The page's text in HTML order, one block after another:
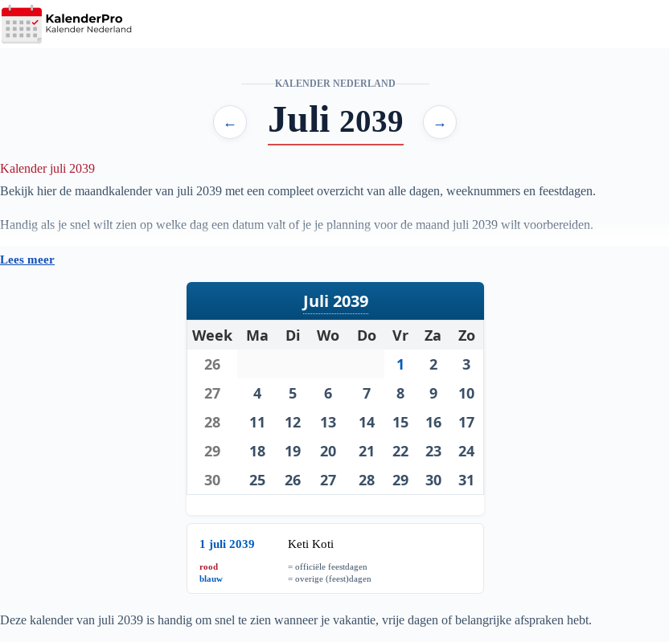
Ga
naar
de
KALENDER NEDERLAND
← Juli 2039 →
Kalender juli 2039
Bekijk hier de maandkalender van juli 2039 met een compleet overzicht van alle dagen, weeknummers en feestdagen.
Handig als je snel wilt zien op welke dag een datum valt of je je planning voor de maand juli 2039 wilt voorbereiden.
Lees meer
Juli 2039
Week Ma Di Wo Do Vr Za
Zo
26
1 2
3
27
4 5 6 7 8 9
10
28
11 12 13 14 15 16
17
29
18 19 20 21 22 23
24
30
25 26 27 28 29 30 31
1 juli 2039 Keti Koti
rood
= officiële feestdagen
blauw
= overige (feest)dagen
Deze kalender van juli 2039 is handig om snel te zien wanneer je vakantie, vrije dagen of belangrijke afspraken hebt.